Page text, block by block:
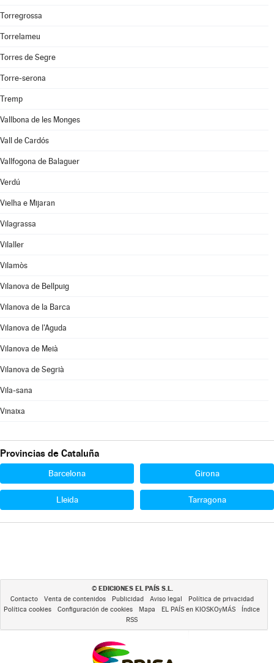
Torregrossa
Torrelameu
Torres de Segre
Torre-serona
Tremp
Vallbona de les Monges
Vall de Cardós
Vallfogona de Balaguer
Verdú
Vielha e Mijaran
Vilagrassa
Vilaller
Vilamòs
Vilanova de Bellpuig
Vilanova de la Barca
Vilanova de l'Aguda
Vilanova de Meià
Vilanova de Segrià
Vila-sana
Vinaixa
Provincias de Cataluña
Barcelona Girona
Lleida Tarragona
© EDICIONES EL PAÍS S.L.
Contacto Venta de contenidos Publicidad Aviso legal
Política de privacidad
Política cookies
Configuración de cookies Mapa EL PAÍS en KIOSKOyMÁS
Índice
RSS